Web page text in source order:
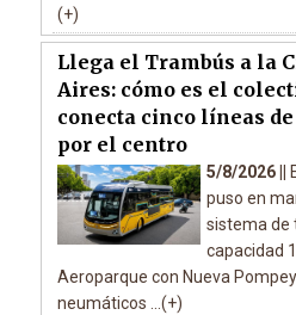
(+)
Llega el Trambús a la
Aires: cómo es el
conecta cinco líneas
por el centro
5/8/2026 ||
puso en
sistema de
capacidad
Aeroparque con Nueva
neumáticos ...(+)